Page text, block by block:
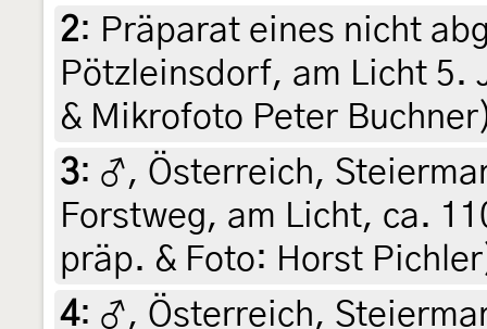
2: Präparat eines nicht
Pötzleinsdorf, am Licht
& Mikrofoto Peter
3: ♂, Österreich,
Forstweg, am Licht, ca.
präp. & Foto: Horst
4: ♂, Österreich,